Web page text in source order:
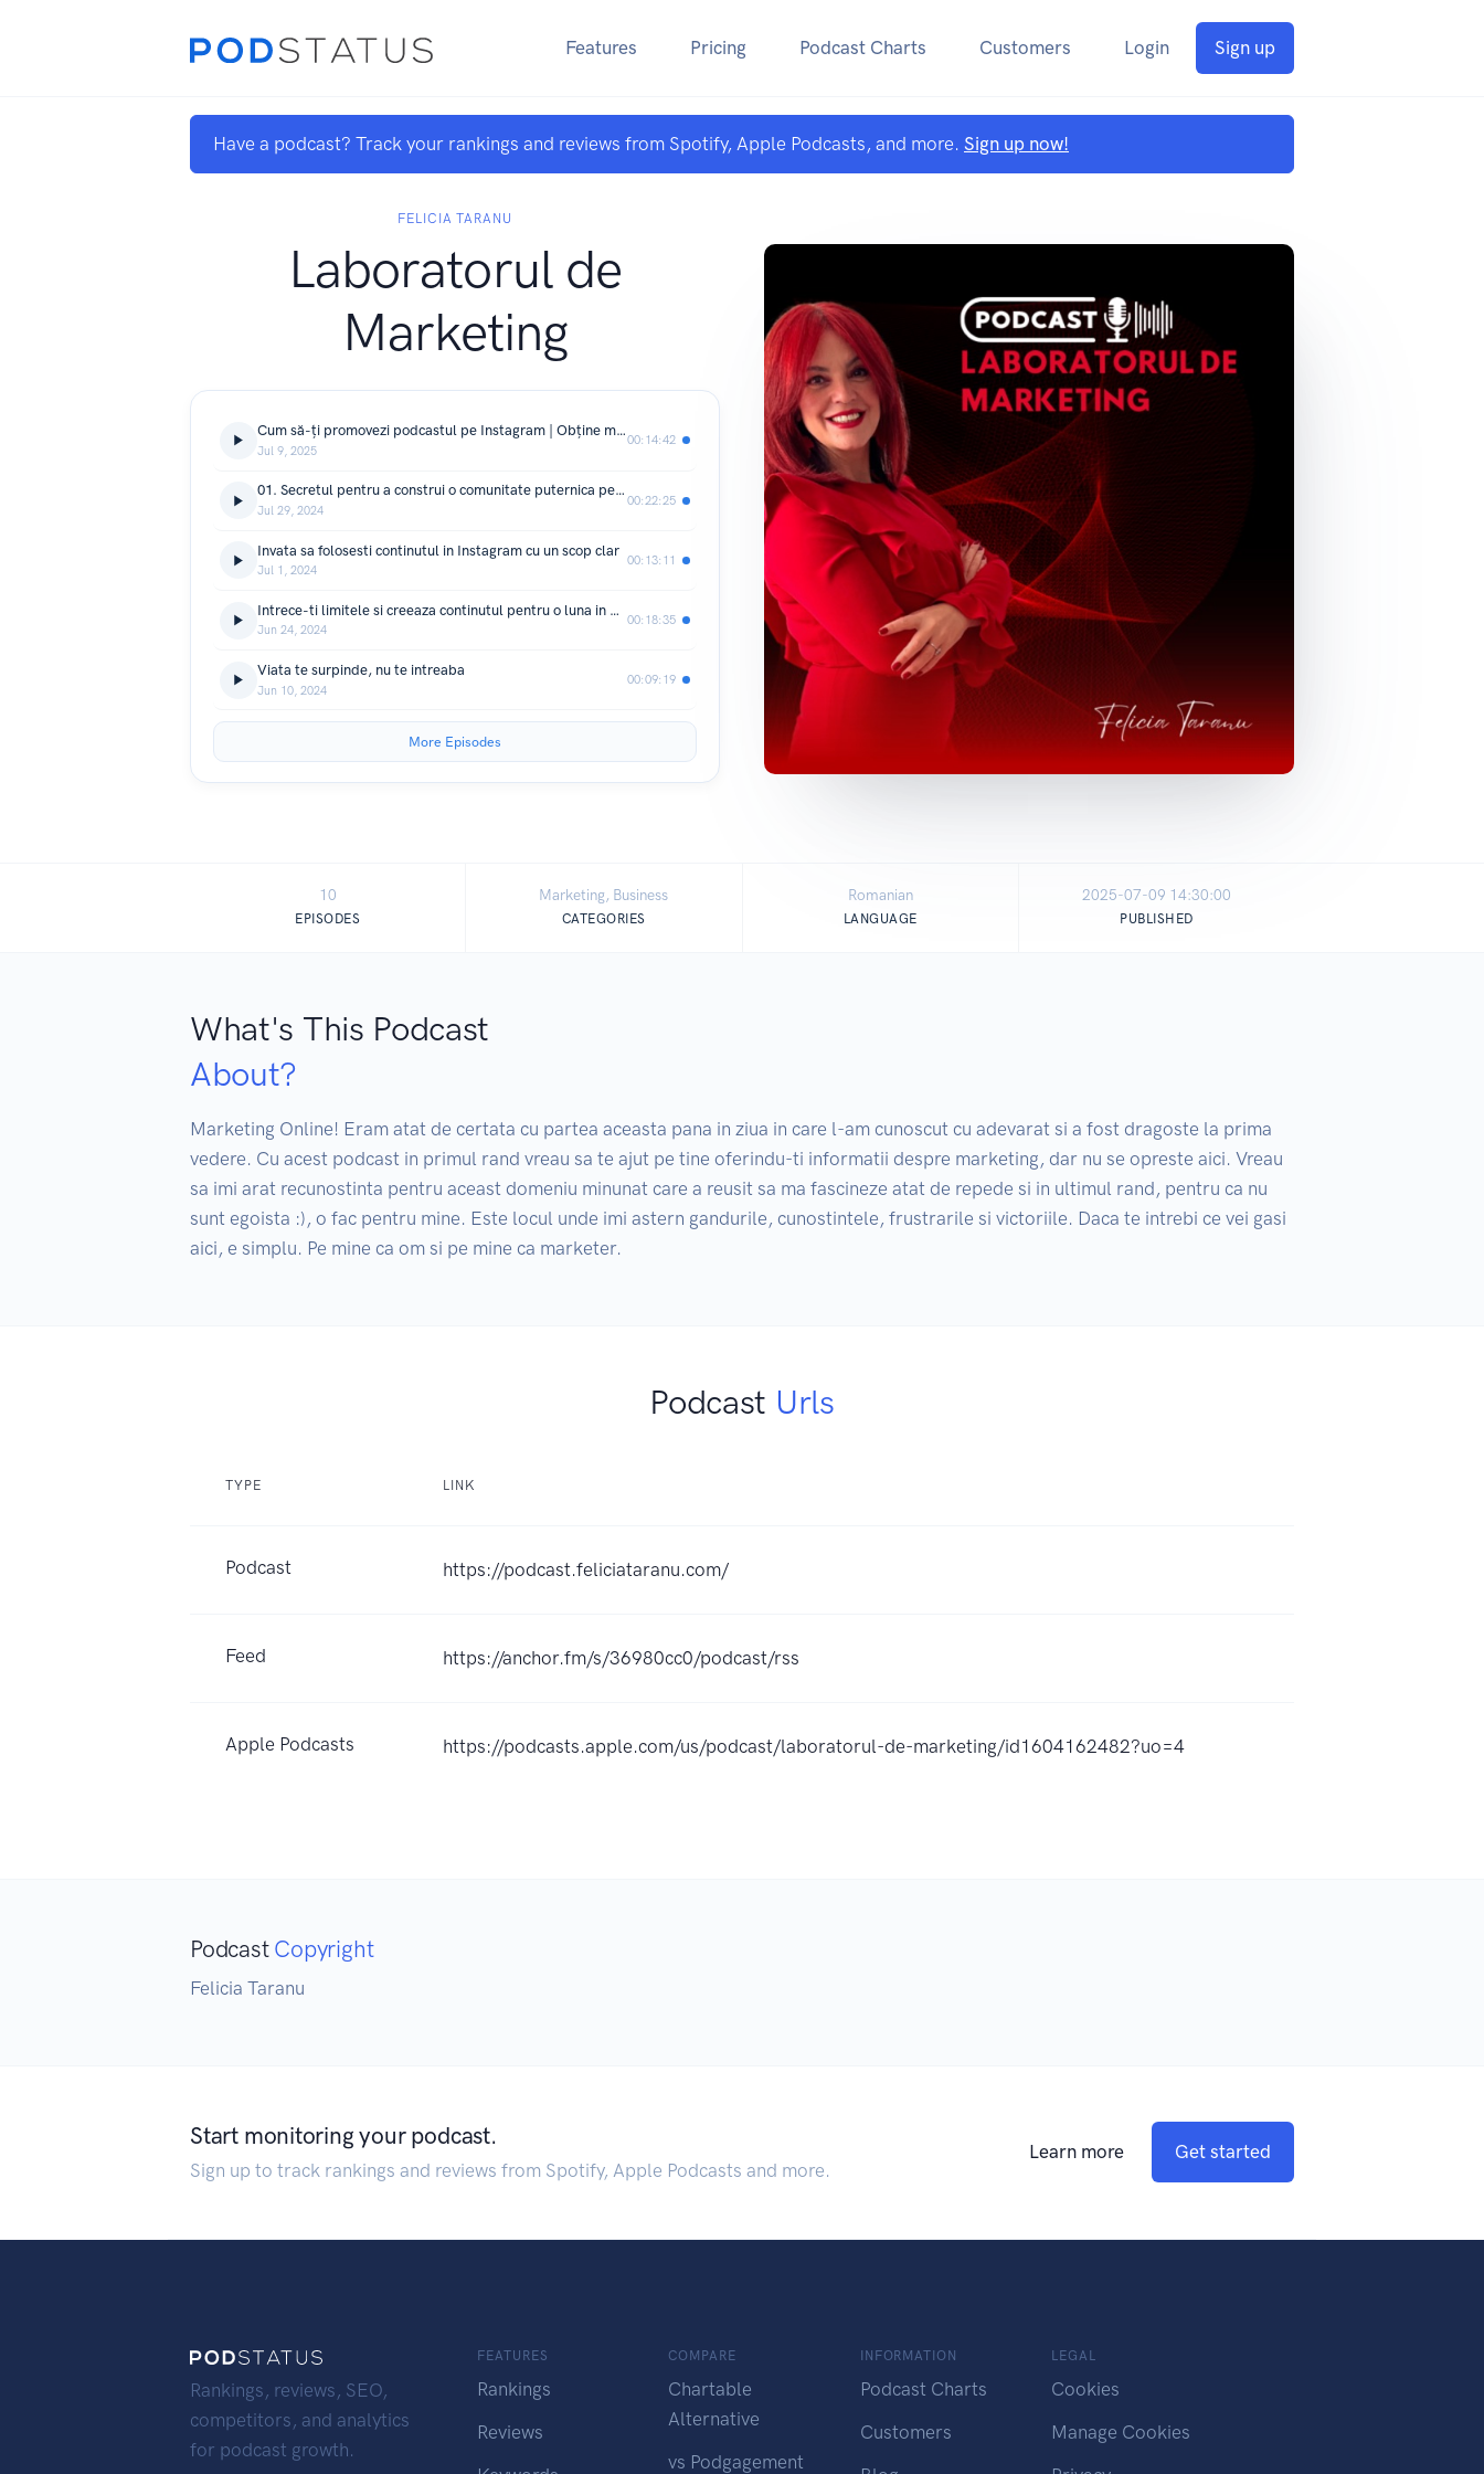
Features Pricing Podcast Charts Customers Login Sign up
Have a podcast? Track your rankings and reviews from Spotify, Apple Podcasts, and more. Sign up now!
FELICIA TARANU
Laboratorul de
Marketing
Cum să-ți promovezi podcastul pe Instagram | Obține mai mulți ascultători!
Jul 9, 2025
00:14:42
01. Secretul pentru a construi o comunitate puternica pe Instagram
Jul 29, 2024
00:22:25
Invata sa folosesti continutul in Instagram cu un scop clar
Jul 1, 2024
00:13:11
Intrece-ti limitele si creeaza continutul pentru o luna in doar o ora
Jun 24, 2024
00:18:35
Viata te surpinde, nu te intreaba
Jun 10, 2024
00:09:19
More Episodes
10
EPISODES
Marketing, Business
CATEGORIES
Romanian
LANGUAGE
2025-07-09 14:30:00
PUBLISHED
What's This Podcast
About?
Marketing Online! Eram atat de certata cu partea aceasta pana in ziua in care l-am cunoscut cu adevarat si a fost dragoste la prima
vedere. Cu acest podcast in primul rand vreau sa te ajut pe tine oferindu-ti informatii despre marketing, dar nu se opreste aici. Vreau
sa imi arat recunostinta pentru aceast domeniu minunat care a reusit sa ma fascineze atat de repede si in ultimul rand, pentru ca nu
sunt egoista :), o fac pentru mine. Este locul unde imi astern gandurile, cunostintele, frustrarile si victoriile. Daca te intrebi ce vei gasi
aici, e simplu. Pe mine ca om si pe mine ca marketer.
Podcast Urls
TYPE LINK
Podcast https://podcast.feliciataranu.com/
Feed https://anchor.fm/s/36980cc0/podcast/rss
Apple Podcasts https://podcasts.apple.com/us/podcast/laboratorul-de-marketing/id1604162482?uo=4
Podcast Copyright
Felicia Taranu
Start monitoring your podcast.
Sign up to track rankings and reviews from Spotify, Apple Podcasts and more.
Learn more Get started
Rankings, reviews, SEO,
competitors, and analytics
for podcast growth.
FEATURES
Rankings
Reviews
COMPARE
Chartable
Alternative
vs Podgagement
INFORMATION
Podcast Charts
Customers
LEGAL
Cookies
Manage Cookies